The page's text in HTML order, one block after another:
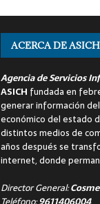
ACERCA DE ASICH
Agencia de Servicios
ASICH fundada en
generar información
económico del estado
distintos medios de
años después se
internet, donde
Director General: